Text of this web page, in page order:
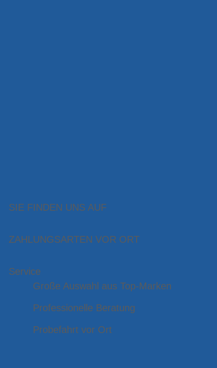
SIE FINDEN UNS AUF
ZAHLUNGSARTEN VOR ORT
Service
Große Auswahl aus Top-Marken
Professionelle Beratung
Probefahrt vor Ort